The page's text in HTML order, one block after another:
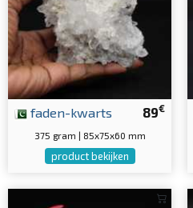
89€
faden-kwarts
375 gram | 85x75x60 mm
product bekijken